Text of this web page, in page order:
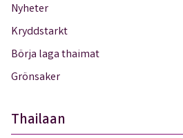
Nyheter
Kryddstarkt
Börja laga thaimat
Grönsaker
Thailaan